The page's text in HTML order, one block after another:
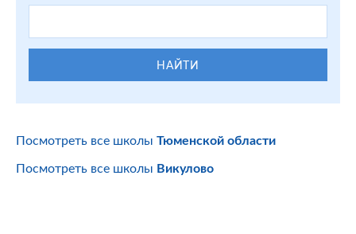
НАЙТИ
Посмотреть все школы Тюменской области
Посмотреть все школы Викулово